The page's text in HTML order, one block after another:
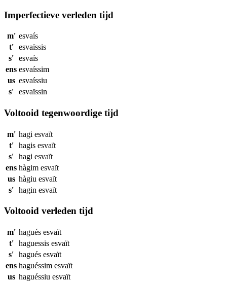
Imperfectieve verleden tijd
m' esvaís
t'
esvaïssis
s' esvaís
ens esvaíssim
us esvaíssiu
s' esvaïssin
Voltooid tegenwoordige tijd
m' hagi esvaït
t'
hagis esvaït
s' hagi esvaït
ens hàgim esvaït
us hàgiu esvaït
s' hagin esvaït
Voltooid verleden tijd
m' hagués esvaït
t'
haguessis esvaït
s' hagués esvaït
ens haguéssim esvaït
us haguéssiu esvaït